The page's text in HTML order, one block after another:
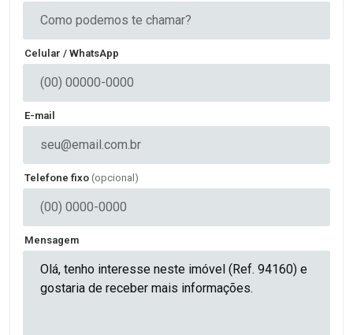
Celular / WhatsApp
E-mail
Telefone fixo (opcional)
Mensagem